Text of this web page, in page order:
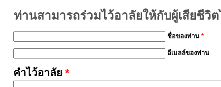
ท่านสามารถร่วมไว้อาลัยให้กับผู้เสียชีวิ
ชื่อของท่าน*
อีเมลล์ของท่าน
คำไว้อาลัย *